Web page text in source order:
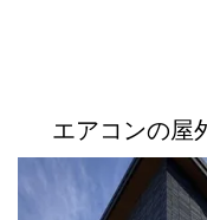
エアコンの屋